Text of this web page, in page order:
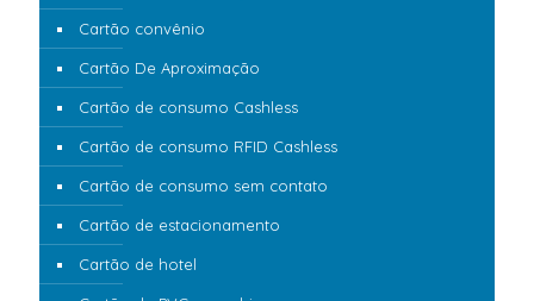
Cartão convênio
Cartão De Aproximação
Cartão de consumo Cashless
Cartão de consumo RFID Cashless
Cartão de consumo sem contato
Cartão de estacionamento
Cartão de hotel